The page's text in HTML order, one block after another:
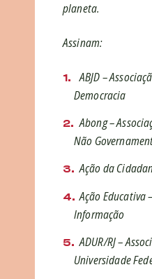
planeta.
Assinam:
ABJD –
Democracia
Abong –
Não
Ação da
Ação Educativa
Informação
ADUR/RJ –
Universidade